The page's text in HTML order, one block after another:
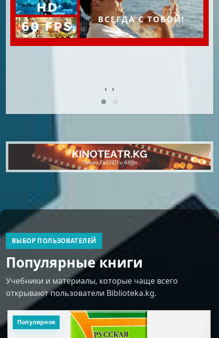
‹ ›
ВЫБОР ПОЛЬЗОВАТЕЛЕЙ
Популярные книги
Учебники и материалы, которые чаще всего
открывают пользователи Biblioteka.kg.
Популярное